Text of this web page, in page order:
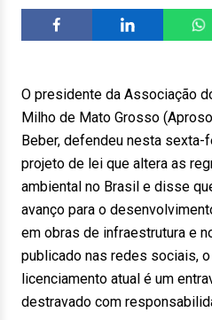
O presidente da Associação
Milho de Mato Grosso
Beber, defendeu nesta sexta-
projeto de lei que altera as
ambiental no Brasil e disse
avanço para o
em obras de infraestrutura e
publicado nas redes sociais,
licenciamento atual é um
destravado com